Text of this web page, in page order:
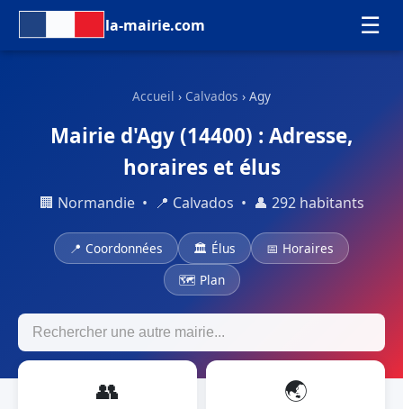
la-mairie.com ☰
Accueil › Calvados › Agy
Mairie d'Agy (14400) : Adresse,
horaires et élus
🏢 Normandie • 📍 Calvados • 👤 292 habitants
📍 Coordonnées 🏛 Élus
📅 Horaires
🗺 Plan
👥 🌏